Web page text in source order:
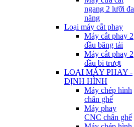
ngang 2 lưỡi đa
năng
Loại máy cắt phay
Máy cắt phay 2
đầu băng tải
Máy cắt phay 2
đầu bi trượt
LOẠI MÁY PHAY -
ĐỊNH HÌNH
Máy chép hình
chân ghế
Máy phay
CNC chân ghế